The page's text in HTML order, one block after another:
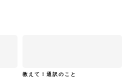
教えて！通訳のこと